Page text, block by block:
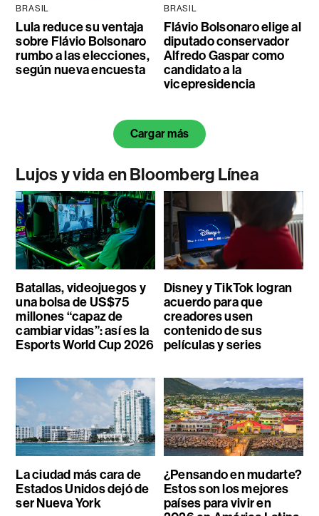
BRASIL
Lula reduce su ventaja
sobre Flávio Bolsonaro
rumbo a las elecciones,
según nueva encuesta
BRASIL
Flávio Bolsonaro elige al
diputado conservador
Alfredo Gaspar como
candidato a la
vicepresidencia
Cargar más
Lujos y vida en Bloomberg Línea
Batallas, videojuegos y
una bolsa de US$75
millones “capaz de
cambiar vidas”: así es la
Esports World Cup 2026
Disney y TikTok logran
acuerdo para que
creadores usen
contenido de sus
películas y series
La ciudad más cara de
Estados Unidos dejó de
ser Nueva York
¿Pensando en mudarte?
Estos son los mejores
países para vivir en